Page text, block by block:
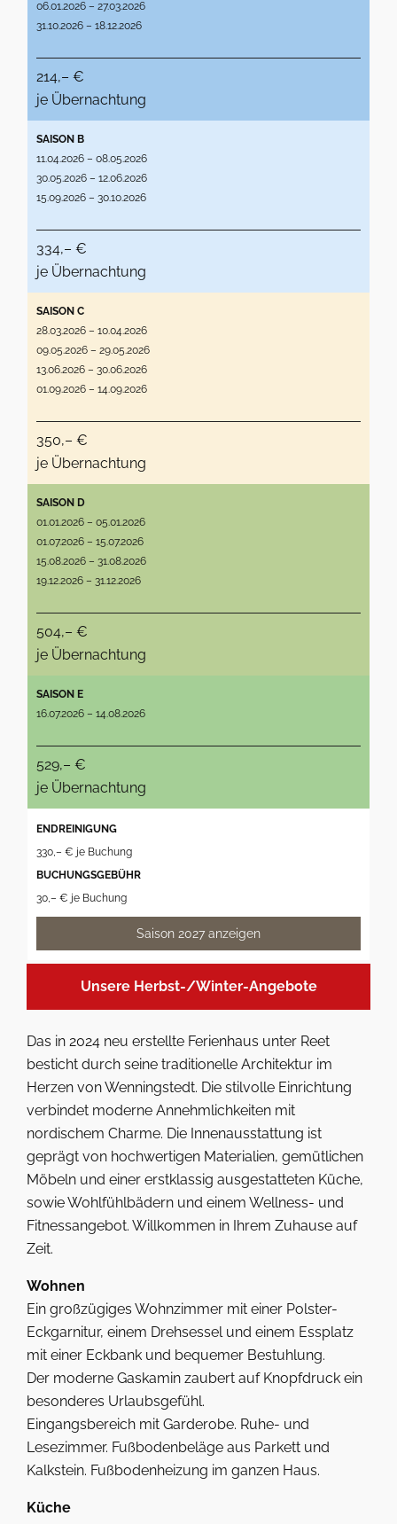
06.01.2026 – 27.03.2026
31.10.2026 – 18.12.2026
214,– €
je Übernachtung
SAISON B
11.04.2026 – 08.05.2026
30.05.2026 – 12.06.2026
15.09.2026 – 30.10.2026
334,– €
je Übernachtung
SAISON C
28.03.2026 – 10.04.2026
09.05.2026 – 29.05.2026
13.06.2026 – 30.06.2026
01.09.2026 – 14.09.2026
350,– €
je Übernachtung
SAISON D
01.01.2026 – 05.01.2026
01.07.2026 – 15.07.2026
15.08.2026 – 31.08.2026
19.12.2026 – 31.12.2026
504,– €
je Übernachtung
SAISON E
16.07.2026 – 14.08.2026
529,– €
je Übernachtung
ENDREINIGUNG
330,– € je Buchung
BUCHUNGSGEBÜHR
30,– € je Buchung
Saison 2027 anzeigen
Unsere Herbst-/Winter-Angebote
Das in 2024 neu erstellte Ferienhaus unter Reet
besticht durch seine traditionelle Architektur im
Herzen von Wenningstedt. Die stilvolle Einrichtung
verbindet moderne Annehmlichkeiten mit
nordischem Charme. Die Innenausstattung ist
geprägt von hochwertigen Materialien, gemütlichen
Möbeln und einer erstklassig ausgestatteten Küche,
sowie Wohlfühlbädern und einem Wellness- und
Fitnessangebot. Willkommen in Ihrem Zuhause auf
Zeit.
Wohnen
Ein großzügiges Wohnzimmer mit einer Polster-
Eckgarnitur, einem Drehsessel und einem Essplatz
mit einer Eckbank und bequemer Bestuhlung.
Der moderne Gaskamin zaubert auf Knopfdruck ein
besonderes Urlaubsgefühl.
Eingangsbereich mit Garderobe. Ruhe- und
Lesezimmer. Fußbodenbeläge aus Parkett und
Kalkstein. Fußbodenheizung im ganzen Haus.
Küche